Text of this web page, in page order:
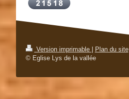
Version imprimable
Plan du site
© Eglise Lys de la vallée